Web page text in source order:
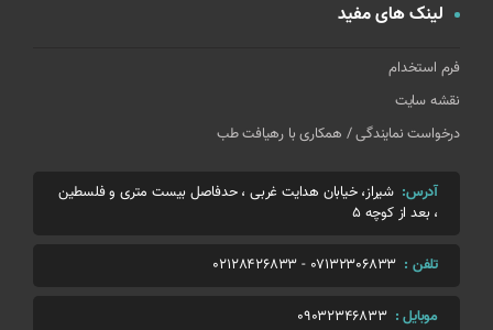
لینک های مفید
فرم استخدام
نقشه سایت
درخواست نمایندگی / همکاری با رهیافت طب
آدرس: شیراز، خیابان هدایت غربی ، حدفاصل بیست متری و فلسطین
، بعد از کوچه 5
تلفن : 07132306833
-
02128426833
موبایل : 09032346833